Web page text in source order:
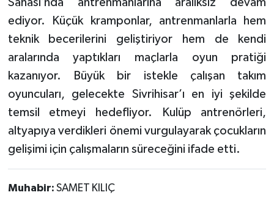
Sahası’nda antrenmanlarına aralıksız devam
ediyor. Küçük kramponlar, antrenmanlarla hem
teknik becerilerini geliştiriyor hem de kendi
aralarında yaptıkları maçlarla oyun pratiği
kazanıyor. Büyük bir istekle çalışan takım
oyuncuları, gelecekte Sivrihisar’ı en iyi şekilde
temsil etmeyi hedefliyor. Kulüp antrenörleri,
altyapıya verdikleri önemi vurgulayarak çocukların
gelişimi için çalışmaların süreceğini ifade etti.
Muhabir: SAMET KILIÇ